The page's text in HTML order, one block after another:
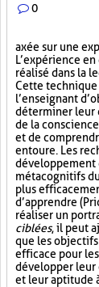
0
axée sur une
L’expérience
réalisé dans la
Cette technique
l’enseignant
déterminer leur
de la
et de
entoure. Les
développement
métacognitifs
plus
d’apprendre
réaliser un
ciblées, il peut
que les
efficace pour
développer leur
et leur aptitude